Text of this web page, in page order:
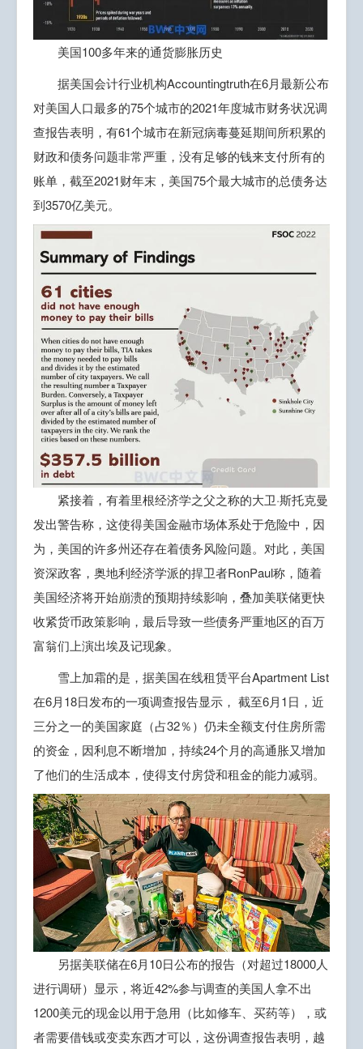
美国100多年来的通货膨胀历史
据美国会计行业机构Accountingtruth在6月最新公布
对美国人口最多的75个城市的2021年度城市财务状况调
查报告表明，有61个城市在新冠病毒蔓延期间所积累的
财政和债务问题非常严重，没有足够的钱来支付所有的
账单，截至2021财年末，美国75个最大城市的总债务达
到3570亿美元。
紧接着，有着里根经济学之父之称的大卫·斯托克曼
发出警告称，这使得美国金融市场体系处于危险中，因
为，美国的许多州还存在着债务风险问题。对此，美国
资深政客，奥地利经济学派的捍卫者RonPaul称，随着
美国经济将开始崩溃的预期持续影响，叠加美联储更快
收紧货币政策影响，最后导致一些债务严重地区的百万
富翁们上演出埃及记现象。
雪上加霜的是，据美国在线租赁平台Apartment List
在6月18日发布的一项调查报告显示， 截至6月1日，近
三分之一的美国家庭（占32％）仍未全额支付住房所需
的资金，因利息不断增加，持续24个月的高通胀又增加
了他们的生活成本，使得支付房贷和租金的能力减弱。
另据美联储在6月10日公布的报告（对超过18000人
进行调研）显示，将近42%参与调查的美国人拿不出
1200美元的现金以用于急用（比如修车、买药等），或
者需要借钱或变卖东西才可以，这份调查报告表明，越